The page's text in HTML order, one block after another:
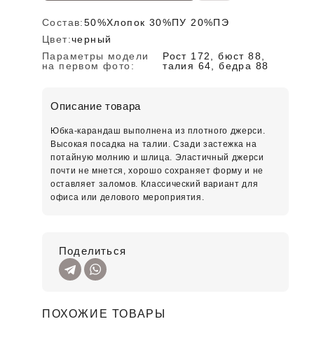
Состав:50%Хлопок 30%ПУ 20%ПЭ
Цвет:черный
Параметры модели
на первом фото:
Рост 172, бюст 88,
талия 64, бедра 88
Описание товара
Юбка-карандаш выполнена из плотного джерси.
Высокая посадка на талии. Сзади застежка на
потайную молнию и шлица. Эластичный джерси
почти не мнется, хорошо сохраняет форму и не
оставляет заломов. Классический вариант для
офиса или делового мероприятия.
Поделиться
ПОХОЖИЕ ТОВАРЫ